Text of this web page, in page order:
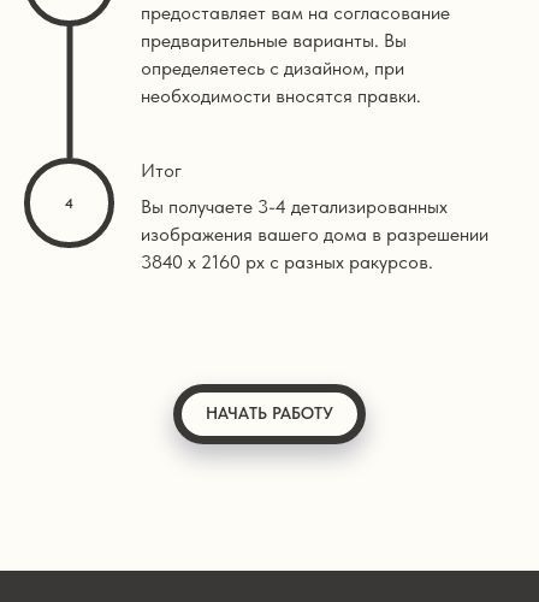
предоставляет вам на согласование
предварительные варианты. Вы
определяетесь с дизайном, при
необходимости вносятся правки.
Итог
Вы получаете 3-4 детализированных
изображения вашего дома в разрешении
3840 х 2160 px с разных ракурсов.
НАЧАТЬ РАБОТУ